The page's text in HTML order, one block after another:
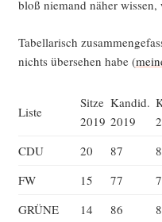
bloß nie­mand näher wis­sen,
Tabel­la­risch
nichts über­se­hen habe (
Lis­te
Sit­ze
2019
Kan­did.
2019
CDU
20 87
FW
15 77
GRÜNE
14 86